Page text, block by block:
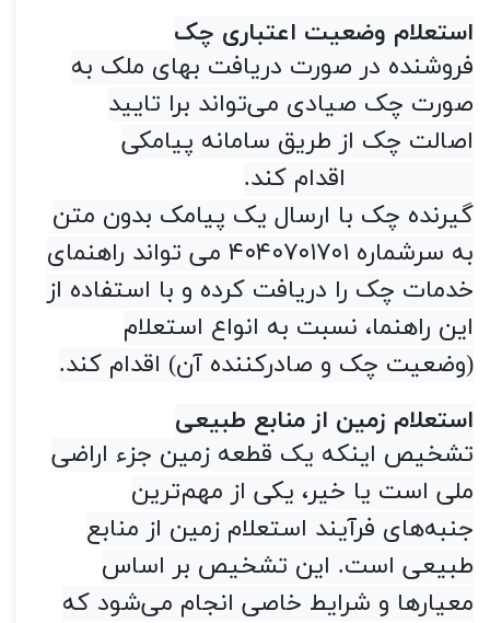
استعلام وضعیت اعتباری چک
فروشنده در صورت دریافت بهای ملک به
صورت چک صیادی می‌تواند برا تایید
اصالت چک از طریق سامانه پیامکی
.
گیرنده چک با ارسال یک پیامک بدون متن
به سرشماره ۴۰۴۰۷۰۱۷۰۱ می تواند راهنمای
خدمات چک را دریافت کرده و با استفاده از
این راهنما، نسبت به انواع استعلام
(وضعیت چک و صادرکننده آن) اقدام کند.
استعلام زمین از منابع طبیعی
تشخیص اینکه یک قطعه زمین جزء اراضی
ملی است یا خیر، یکی از مهم‌ترین
جنبه‌های فرآیند استعلام زمین از منابع
طبیعی است. این تشخیص بر اساس
معیارها و شرایط خاصی انجام می‌شود که